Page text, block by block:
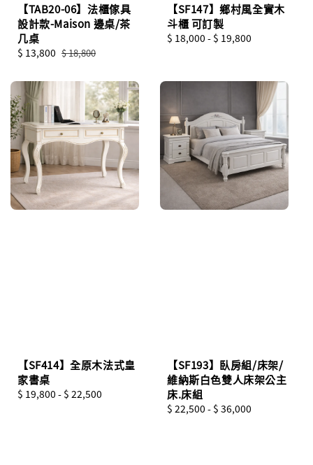
【TAB20-06】法櫃傢具
設計款-Maison 邊桌/茶
几桌
Sale
$ 13,800 Regular
$ 18,800
【SF147】鄉村風全實木
斗櫃 可訂製
Regular
$ 18,000 - $ 19,800
【SF414】全原木法式皇
家書桌
Regular
$ 19,800 - $ 22,500
【SF193】臥房組/床架/
維納斯白色雙人床架公主
床.床組
Regular
$ 22,500 - $ 36,000